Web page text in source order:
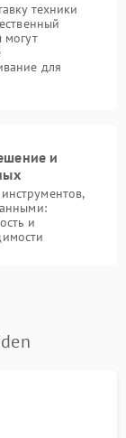
техники
могут
для
и
и